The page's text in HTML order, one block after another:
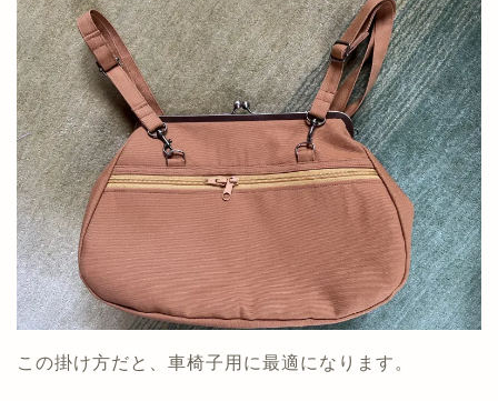
この掛け方だと、車椅子用に最適になります。